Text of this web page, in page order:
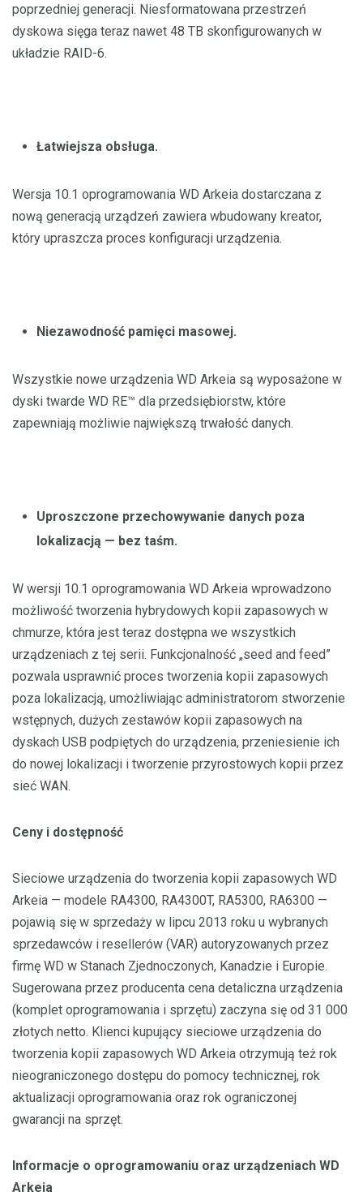
poprzedniej generacji. Niesformatowana przestrzeń
dyskowa sięga teraz nawet 48 TB skonfigurowanych w
układzie RAID-6.
Łatwiejsza obsługa.
Wersja 10.1 oprogramowania WD Arkeia dostarczana z
nową generacją urządzeń zawiera wbudowany kreator,
który upraszcza proces konfiguracji urządzenia.
Niezawodność pamięci masowej.
Wszystkie nowe urządzenia WD Arkeia są wyposażone w
dyski twarde WD RE™ dla przedsiębiorstw, które
zapewniają możliwie największą trwałość danych.
Uproszczone przechowywanie danych poza
lokalizacją — bez taśm.
W wersji 10.1 oprogramowania WD Arkeia wprowadzono
możliwość tworzenia hybrydowych kopii zapasowych w
chmurze, która jest teraz dostępna we wszystkich
urządzeniach z tej serii. Funkcjonalność „seed and feed”
pozwala usprawnić proces tworzenia kopii zapasowych
poza lokalizacją, umożliwiając administratorom stworzenie
wstępnych, dużych zestawów kopii zapasowych na
dyskach USB podpiętych do urządzenia, przeniesienie ich
do nowej lokalizacji i tworzenie przyrostowych kopii przez
sieć WAN.
Ceny i dostępność
Sieciowe urządzenia do tworzenia kopii zapasowych WD
Arkeia — modele RA4300, RA4300T, RA5300, RA6300 —
pojawią się w sprzedaży w lipcu 2013 roku u wybranych
sprzedawców i resellerów (VAR) autoryzowanych przez
firmę WD w Stanach Zjednoczonych, Kanadzie i Europie.
Sugerowana przez producenta cena detaliczna urządzenia
(komplet oprogramowania i sprzętu) zaczyna się od 31 000
złotych netto. Klienci kupujący sieciowe urządzenia do
tworzenia kopii zapasowych WD Arkeia otrzymują też rok
nieograniczonego dostępu do pomocy technicznej, rok
aktualizacji oprogramowania oraz rok ograniczonej
gwarancji na sprzęt.
Informacje o oprogramowaniu oraz urządzeniach WD
Arkeia